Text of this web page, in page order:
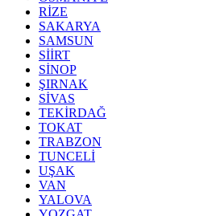
RİZE
SAKARYA
SAMSUN
SİİRT
SİNOP
ŞIRNAK
SİVAS
TEKİRDAĞ
TOKAT
TRABZON
TUNCELİ
UŞAK
VAN
YALOVA